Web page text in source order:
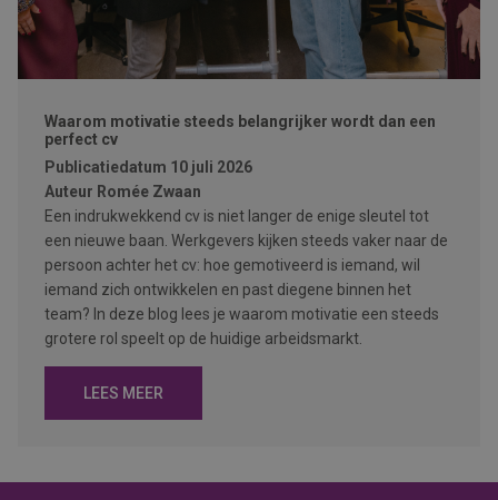
Waarom motivatie steeds belangrijker wordt dan een
perfect cv
Publicatiedatum 10 juli 2026
Auteur Romée Zwaan
Een indrukwekkend cv is niet langer de enige sleutel tot
een nieuwe baan. Werkgevers kijken steeds vaker naar de
persoon achter het cv: hoe gemotiveerd is iemand, wil
iemand zich ontwikkelen en past diegene binnen het
team? In deze blog lees je waarom motivatie een steeds
grotere rol speelt op de huidige arbeidsmarkt.
LEES MEER